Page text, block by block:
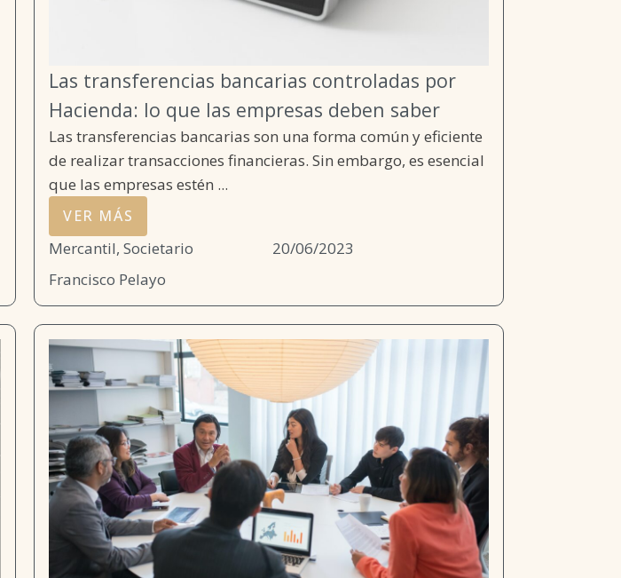
Las transferencias bancarias controladas por
Hacienda: lo que las empresas deben saber
Las transferencias bancarias son una forma común y eficiente
de realizar transacciones financieras. Sin embargo, es esencial
que las empresas estén ...
VER MÁS
Mercantil, Societario
20/06/2023
Francisco Pelayo